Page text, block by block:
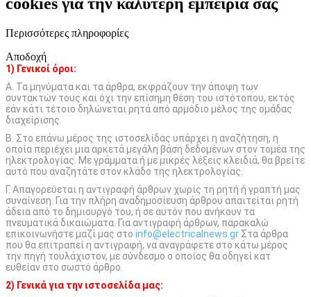
Περισσότερες πληροφορίες
Αποδοχή
1) Γενικοί όροι:
Α. Τα μηνύματα και τα άρθρα, εκφράζουν την άποψη των
συντακτών τους και όχι την επίσημη θέση του ιστότοπου, εκτός
εάν κάτι τέτοιο δηλώνεται ρητά από αρμόδιο μέλος της ομάδας
διαχείρισης.
Β. Στο επάνω μέρος της ιστοσελίδας υπάρχει η αναζήτηση, η
οποία περιέχει μια αρκετά μεγάλη βάση δεδομένων στον τομέα της
ηλεκτρολογίας. Με γράμματα ή με μικρές λέξεις κλειδιά, θα βρείτε
αυτό που αναζητάτε στον κλάδο της ηλεκτρολογίας.
Γ. Απαγορεύεται η αντιγραφή άρθρων χωρίς τη ρητή ή γραπτή μας
συναίνεση. Για την πλήρη αναδημοσίευση άρθρου απαιτείται ρητή
άδεια από το δημιουργό του, ή σε αυτόν που ανήκουν τα
πνευματικά δικαιώματα. Για αντιγραφή άρθρων, παρακαλώ
επικοινωνήστε μαζί μας στο info@electricalnews.gr Στα άρθρα
που θα επιτραπεί η αντιγραφή, να αναγράφετε στο κάτω μέρος
την πηγή τουλάχιστον, με σύνδεσμο ο οποίος θα οδηγεί κατ
ευθείαν στο σωστό άρθρο.
2) Γενικά για την ιστοσελίδα μας: